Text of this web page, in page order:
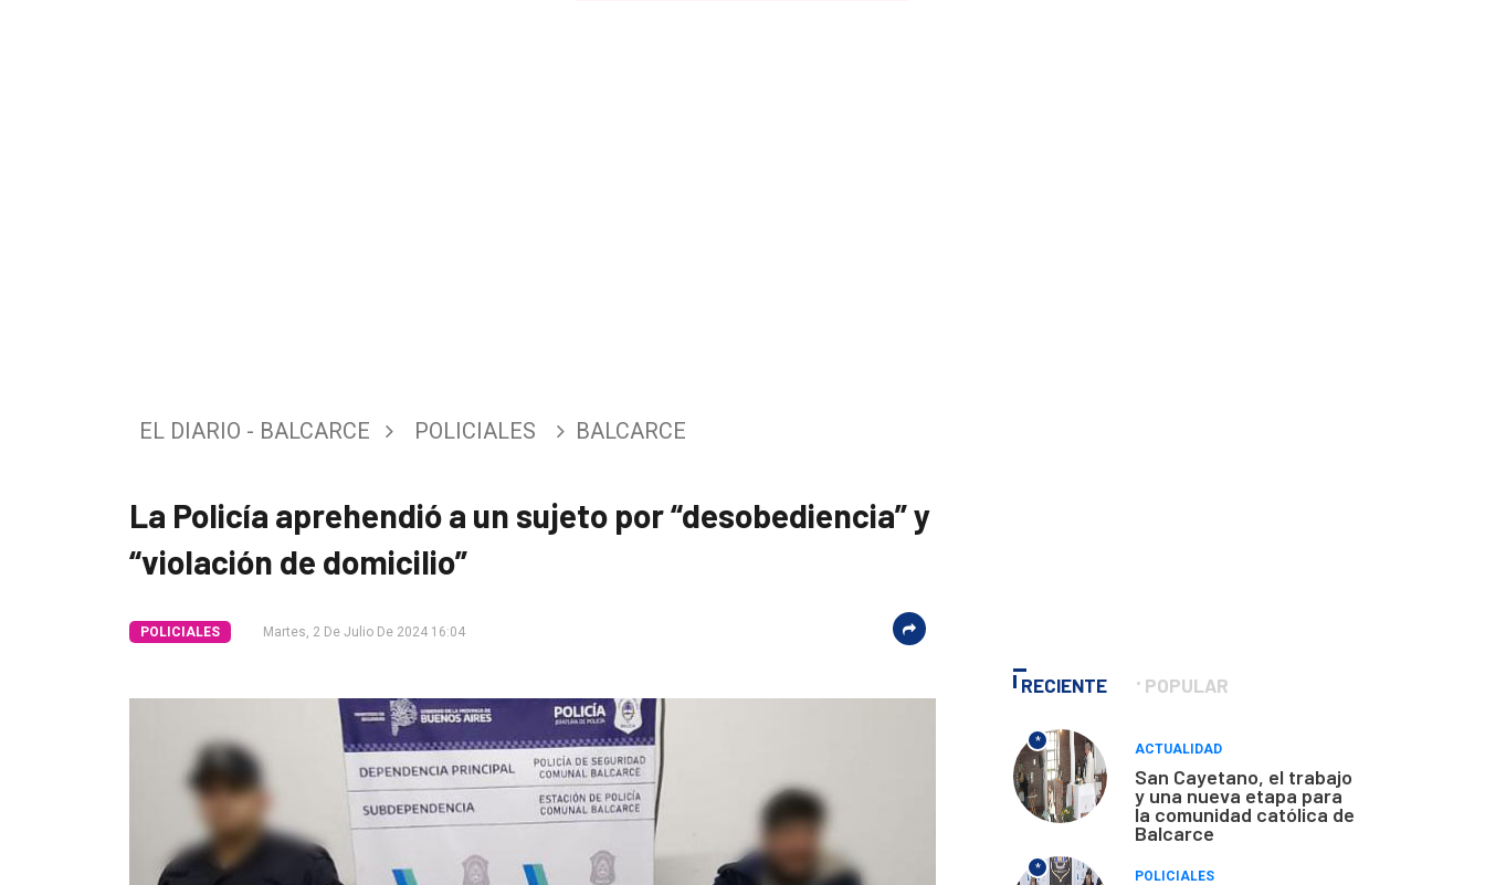
Entrevistas
Fúnebres
EL DIARIO - BALCARCE POLICIALES BALCARCE
La Policía aprehendió a un sujeto por “desobediencia” y
“violación de domicilio”
POLICIALES Martes, 2 De Julio De 2024 16:04
RECIENTE POPULAR
*
ACTUALIDAD
San Cayetano, el trabajo
y una nueva etapa para
la comunidad católica de
Balcarce
*
POLICIALES